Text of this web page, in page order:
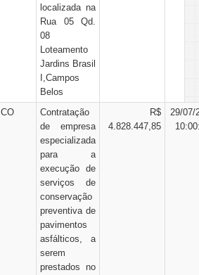
localizada na
Rua 05 Qd.
08
Loteamento
Jardins Brasil
I,Campos
Belos
CO
Contratação
de empresa
especializada
para a
execução de
serviços de
conservação
preventiva de
pavimentos
asfálticos, a
serem
prestados no
R$
4.828.447,85
29/07/